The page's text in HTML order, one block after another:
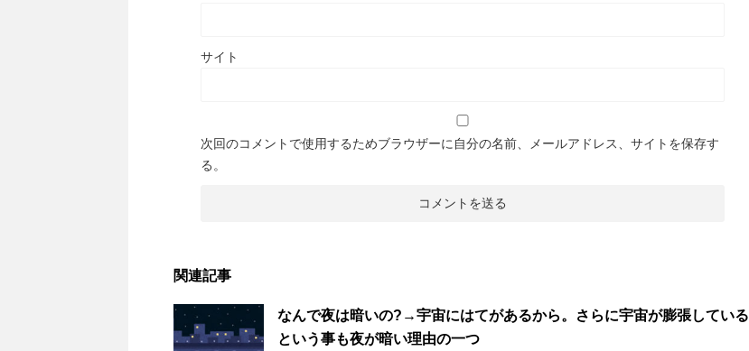
サイト
次回のコメントで使用するためブラウザーに自分の名前、メールアドレス、サイトを保存す
る。
関連記事
なんで夜は暗いの?→宇宙にはてがあるから。さらに宇宙が膨張している
という事も夜が暗い理由の一つ